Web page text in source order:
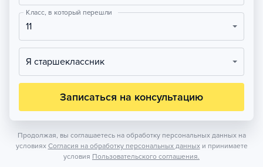
Класс, в который перешли
11
Я старшеклассник
Записаться на консультацию
Продолжая, вы соглашаетесь на обработку персональных данных на
условиях Согласия на обработку персональных данных и принимаете
условия Пользовательского соглашения.